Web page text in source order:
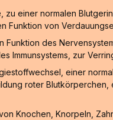
einer normalen
Funktion von
des
Immunsystems, zur
einer
roter
Knochen, Knorpeln,